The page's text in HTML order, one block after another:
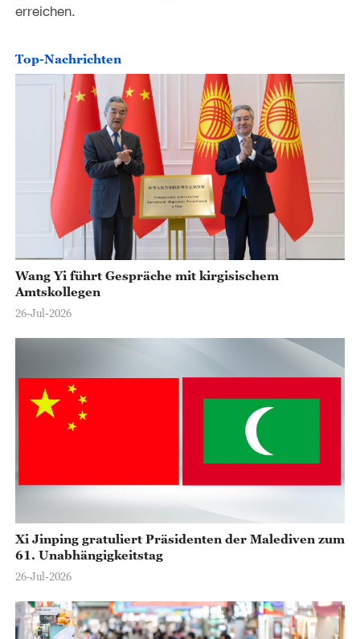
erreichen.
Top-Nachrichten
Wang Yi führt Gespräche mit kirgisischem
Amtskollegen
26-Jul-2026
Xi Jinping gratuliert Präsidenten der Malediven zum
61. Unabhängigkeitstag
26-Jul-2026